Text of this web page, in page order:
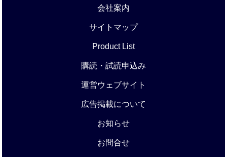
会社案内
サイトマップ
Product List
購読・試読申込み
運営ウェブサイト
広告掲載について
お知らせ
お問合せ